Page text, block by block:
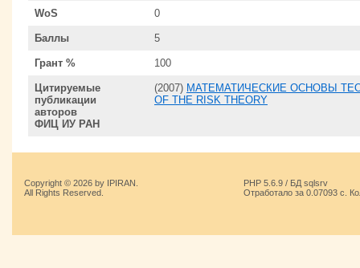
WoS 0
Баллы 5
Грант % 100
Цитируемые
публикации
авторов
ФИЦ ИУ РАН
(2007) МАТЕМАТИЧЕСКИЕ ОСНОВЫ
OF THE RISK THEORY
Copyright © 2026 by IPIRAN.
All Rights Reserved.
PHP 5.6.9 / БД sqlsrv
Отработало за 0.07093 с.